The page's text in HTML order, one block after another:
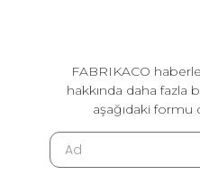
FABRIKACO
hakkında daha fazla
aşağıdaki formu